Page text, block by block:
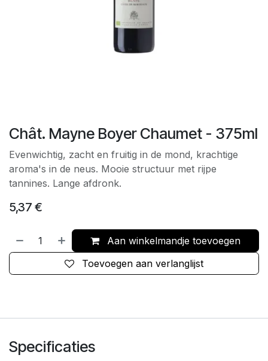
Chât. Mayne Boyer Chaumet - 375ml
Evenwichtig, zacht en fruitig in de mond, krachtige
aroma's in de neus. Mooie structuur met rijpe
tannines. Lange afdronk.
5,37 €
Aan winkelmandje toevoegen
Toevoegen aan verlanglijst
Specificaties